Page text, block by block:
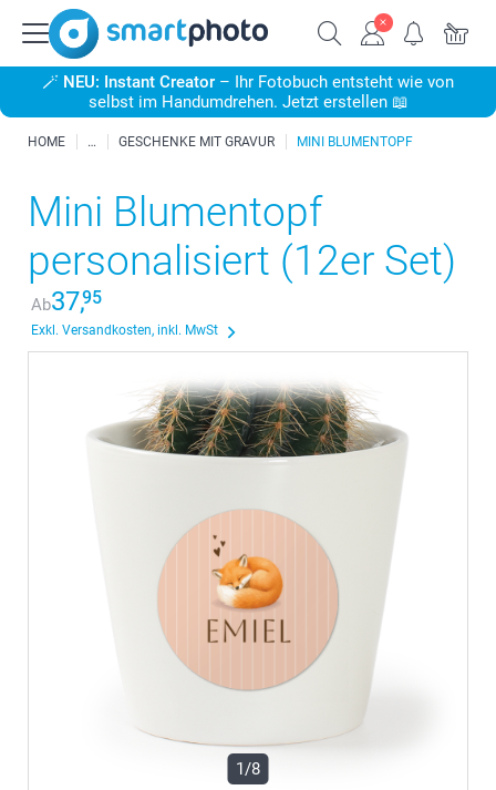
🪄 NEU: Instant Creator – Ihr Fotobuch entsteht wie von
selbst im Handumdrehen. Jetzt erstellen 📖
HOME GESCHENKE MIT GRAVUR MINI BLUMENTOPF
Mini Blumentopf
personalisiert (12er Set)
Ab37,95
Exkl. Versandkosten, inkl. MwSt
1/8